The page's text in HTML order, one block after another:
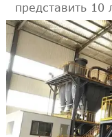
представить 10